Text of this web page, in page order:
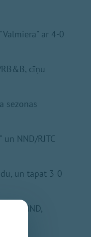
ar 4-0
cīņu
sezonas
NND/RJTC
un tāpat 3-0
NND,